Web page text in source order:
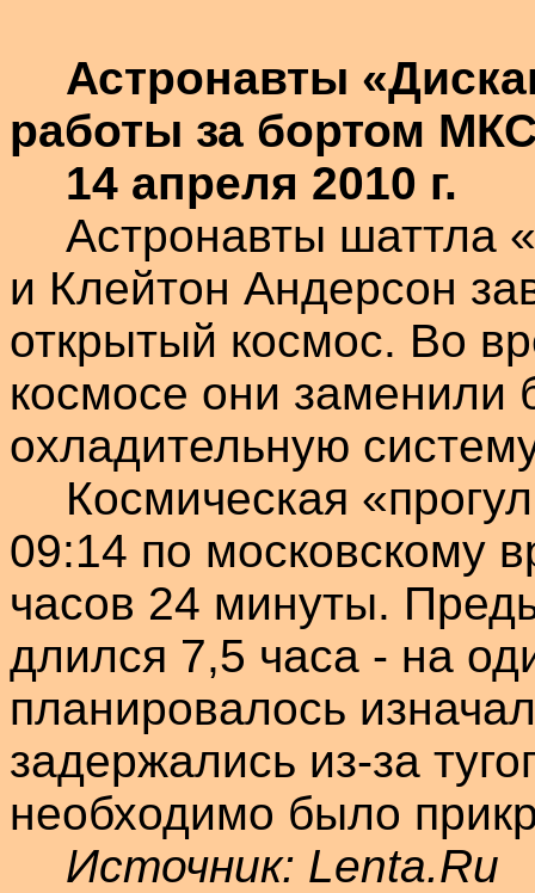
Астронавты «
работы за бортом
14 апреля 2010 г.
Астронавты шаттла
и Клейтон Андерсон
открытый космос. Во
космосе они заменили
охладительную
Космическая
09:14 по московскому
часов 24 минуты.
длился 7,5 часа - на
планировалось
задержались из-за
необходимо было
Источник: Lenta.Ru